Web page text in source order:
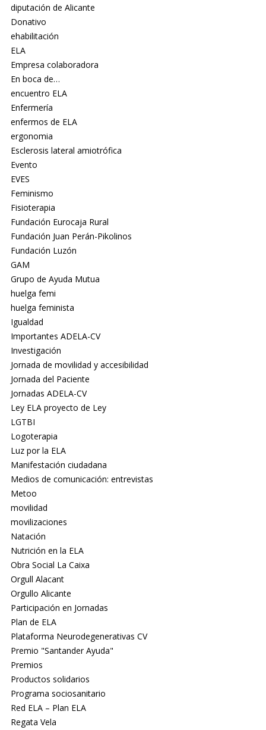
diputación de Alicante
Donativo
ehabilitación
ELA
Empresa colaboradora
En boca de…
encuentro ELA
Enfermería
enfermos de ELA
ergonomia
Esclerosis lateral amiotrófica
Evento
EVES
Feminismo
Fisioterapia
Fundación Eurocaja Rural
Fundación Juan Perán-Pikolinos
Fundación Luzón
GAM
Grupo de Ayuda Mutua
huelga femi
huelga feminista
Igualdad
Importantes ADELA-CV
Investigación
Jornada de movilidad y accesibilidad
Jornada del Paciente
Jornadas ADELA-CV
Ley ELA proyecto de Ley
LGTBI
Logoterapia
Luz por la ELA
Manifestación ciudadana
Medios de comunicación: entrevistas
Metoo
movilidad
movilizaciones
Natación
Nutrición en la ELA
Obra Social La Caixa
Orgull Alacant
Orgullo Alicante
Participación en Jornadas
Plan de ELA
Plataforma Neurodegenerativas CV
Premio "Santander Ayuda"
Premios
Productos solidarios
Programa sociosanitario
Red ELA – Plan ELA
Regata Vela